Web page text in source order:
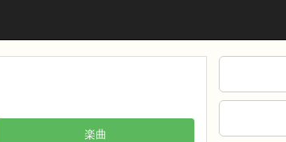
楽曲